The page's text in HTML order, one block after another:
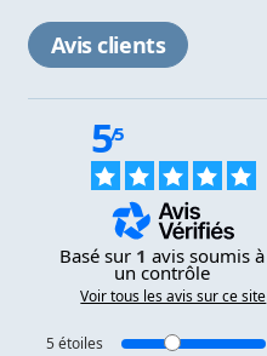
Avis clients
5/5
Basé sur 1 avis soumis à
un contrôle
Voir tous les avis sur ce site
5étoiles